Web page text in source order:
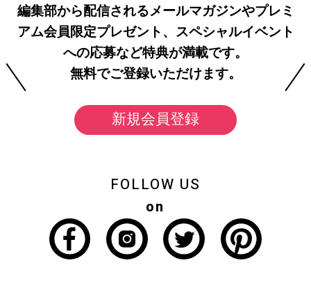
編集部から配信されるメールマガジンやプレミ
アム会員限定プレゼント、スペシャルイベント
への応募など特典が満載です。
無料でご登録いただけます。
新規会員登録
FOLLOW US
on